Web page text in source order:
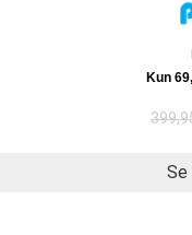
Se